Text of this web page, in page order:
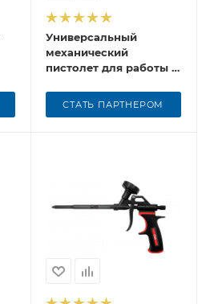
Универсальный
механический
пистолет для работы с
СТАТЬ ПАРТНЕРОМ